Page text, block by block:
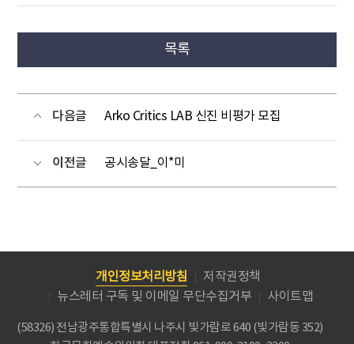
목록
다음글 Arko Critics LAB 신진 비평가 모집
이전글 공시송달_이*미
개인정보처리방침
저작권정책
뉴스레터 구독 및 이메일 무단수집거부
사이트맵
(58326) 전남광주통합특별시 나주시 빛가람로 640 (빛가람동 352)